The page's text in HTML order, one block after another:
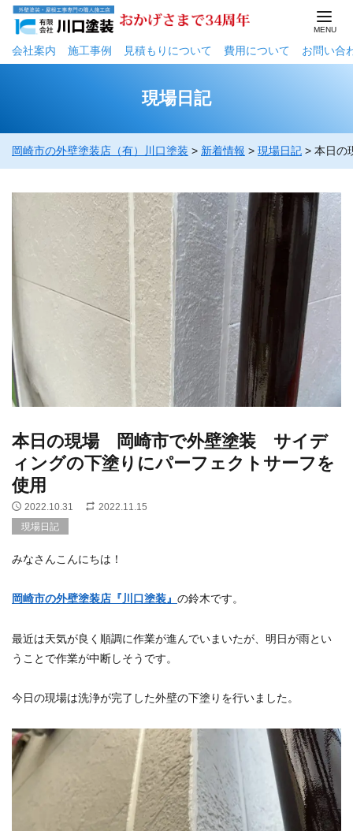
会社案内 施工事例 ⾒積もりについて 費用について お問い合
現場日記
岡崎市の外壁塗装店（有）川口塗装 > 新着情報 > 現場日記 > 本日の
本日の現場 岡崎市で外壁塗装 サイデ
ィングの下塗りにパーフェクトサーフを
使用
2022.10.31
2022.11.15
現場日記
みなさんこんにちは！
岡崎市の外壁塗装店『川口塗装』 の鈴木です。
最近は天気が良く順調に作業が進んでいまいたが、明日が雨とい
うことで作業が中断しそうです。
今日の現場は洗浄が完了した外壁の下塗りを行いました。